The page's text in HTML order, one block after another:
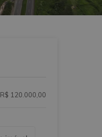
R$ 120.000,00